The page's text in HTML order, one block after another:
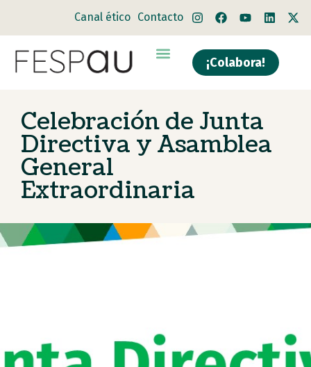
Canal ético Contacto
¡Colabora!
Celebración de Junta
Directiva y Asamblea
General
Extraordinaria